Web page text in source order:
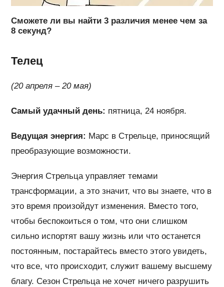
Сможете ли вы найти 3 различия менее чем за
8 секунд?
Телец
(20 апреля – 20 мая)
Самый удачный день: пятница, 24 ноября.
Ведущая энергия: Марс в Стрельце, приносящий
преобразующие возможности.
Энергия Стрельца управляет темами
трансформации, а это значит, что вы знаете, что в
это время произойдут изменения. Вместо того,
чтобы беспокоиться о том, что они слишком
сильно испортят вашу жизнь или что останется
постоянным, постарайтесь вместо этого увидеть,
что все, что происходит, служит вашему высшему
благу. Сезон Стрельца не хочет ничего разрушить